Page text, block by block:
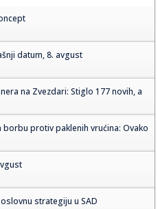
datum, 8. avgust
na Zvezdari: Stiglo 177 novih, a
borbu protiv paklenih vrućina: Ovako
strategiju u SAD